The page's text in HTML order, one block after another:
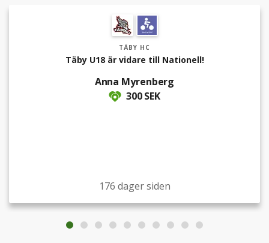
TÄBY HC
Täby U18 är vidare till Nationell!
Anna Myrenberg
300 SEK
176 dager siden